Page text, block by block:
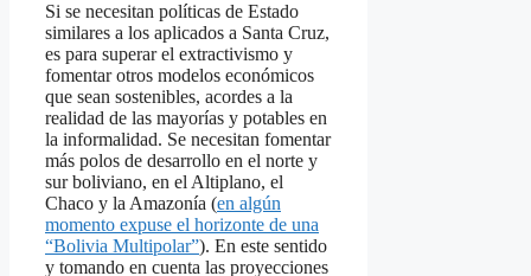
Si se necesitan políticas de Estado
similares a los aplicados a Santa Cruz,
es para superar el extractivismo y
fomentar otros modelos económicos
que sean sostenibles, acordes a la
realidad de las mayorías y potables en
la informalidad. Se necesitan fomentar
más polos de desarrollo en el norte y
sur boliviano, en el Altiplano, el
Chaco y la Amazonía (en algún
momento expuse el horizonte de una
“Bolivia Multipolar”). En este sentido
y tomando en cuenta las proyecciones